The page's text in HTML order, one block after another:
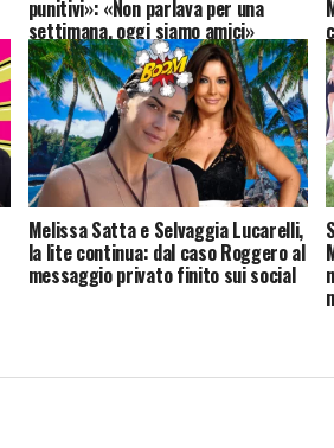
punitivi»: «Non parlava per una
settimana, oggi siamo amici»
Melissa Satta e Selvaggia Lucarelli,
la lite continua: dal caso Roggero al
messaggio privato finito sui social